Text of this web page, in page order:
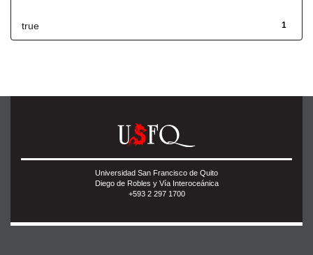
1
true
Universidad San Francisco de Quito
Diego de Robles y Vía Interoceánica
+593 2 297 1700